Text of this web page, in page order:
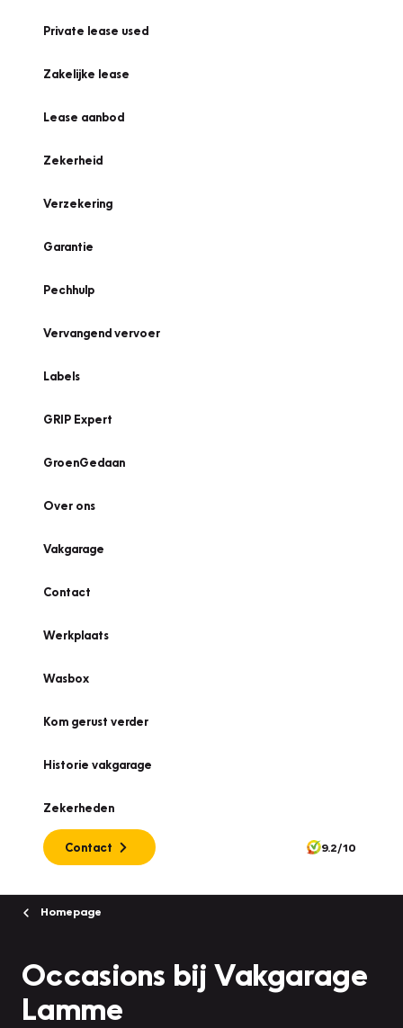
Private lease used
Zakelijke lease
Lease aanbod
Zekerheid
Verzekering
Garantie
Pechhulp
Vervangend vervoer
Labels
GRIP Expert
GroenGedaan
Over ons
Vakgarage
Contact
Werkplaats
Wasbox
Kom gerust verder
Historie vakgarage
Zekerheden
Contact 9.2/10
Homepage
Occasions bij Vakgarage
Lamme